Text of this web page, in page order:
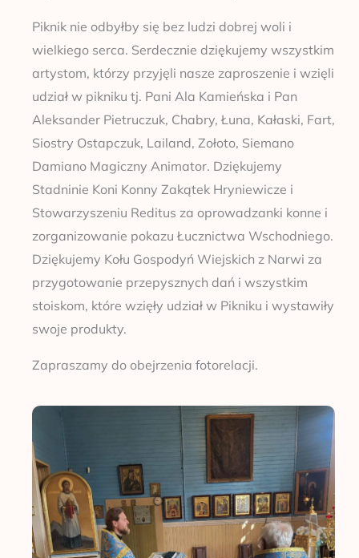
Piknik nie odbyłby się bez ludzi dobrej woli i
wielkiego serca. Serdecznie dziękujemy wszystkim
artystom, którzy przyjęli nasze zaproszenie i wzięli
udział w pikniku tj. Pani Ala Kamieńska i Pan
Aleksander Pietruczuk, Chabry, Łuna, Kałaski, Fart,
Siostry Ostapczuk, Lailand, Zołoto, Siemano
Damiano Magiczny Animator. Dziękujemy
Stadninie Koni Konny Zakątek Hryniewicze i
Stowarzyszeniu Reditus za oprowadzanki konne i
zorganizowanie pokazu Łucznictwa Wschodniego.
Dziękujemy Kołu Gospodyń Wiejskich z Narwi za
przygotowanie przepysznych dań i wszystkim
stoiskom, które wzięły udział w Pikniku i wystawiły
swoje produkty.
Zapraszamy do obejrzenia fotorelacji.